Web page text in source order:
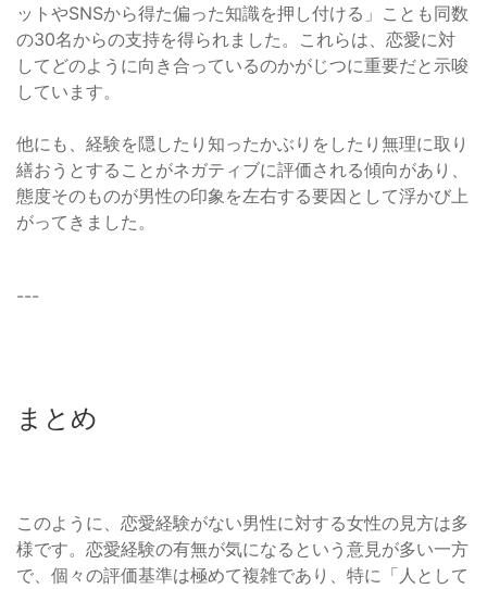
ットやSNSから得た偏った知識を押し付ける」ことも同数
の30名からの支持を得られました。これらは、恋愛に対
してどのように向き合っているのかがじつに重要だと示唆
しています。
他にも、経験を隠したり知ったかぶりをしたり無理に取り
繕おうとすることがネガティブに評価される傾向があり、
態度そのものが男性の印象を左右する要因として浮かび上
がってきました。
---
まとめ
このように、恋愛経験がない男性に対する女性の見方は多
様です。恋愛経験の有無が気になるという意見が多い一方
で、個々の評価基準は極めて複雑であり、特に「人として